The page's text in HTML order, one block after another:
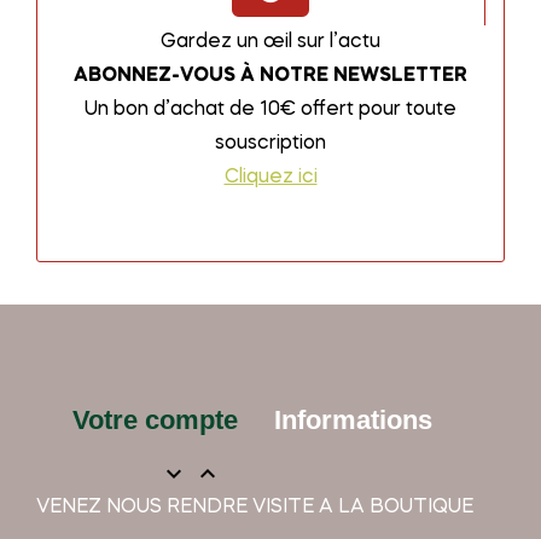
Gardez un œil sur l’actu
ABONNEZ-VOUS À NOTRE NEWSLETTER
Un bon d’achat de 10€ offert pour toute
souscription
Cliquez ici
Votre compte
 
Informations
VENEZ NOUS RENDRE VISITE A LA BOUTIQUE